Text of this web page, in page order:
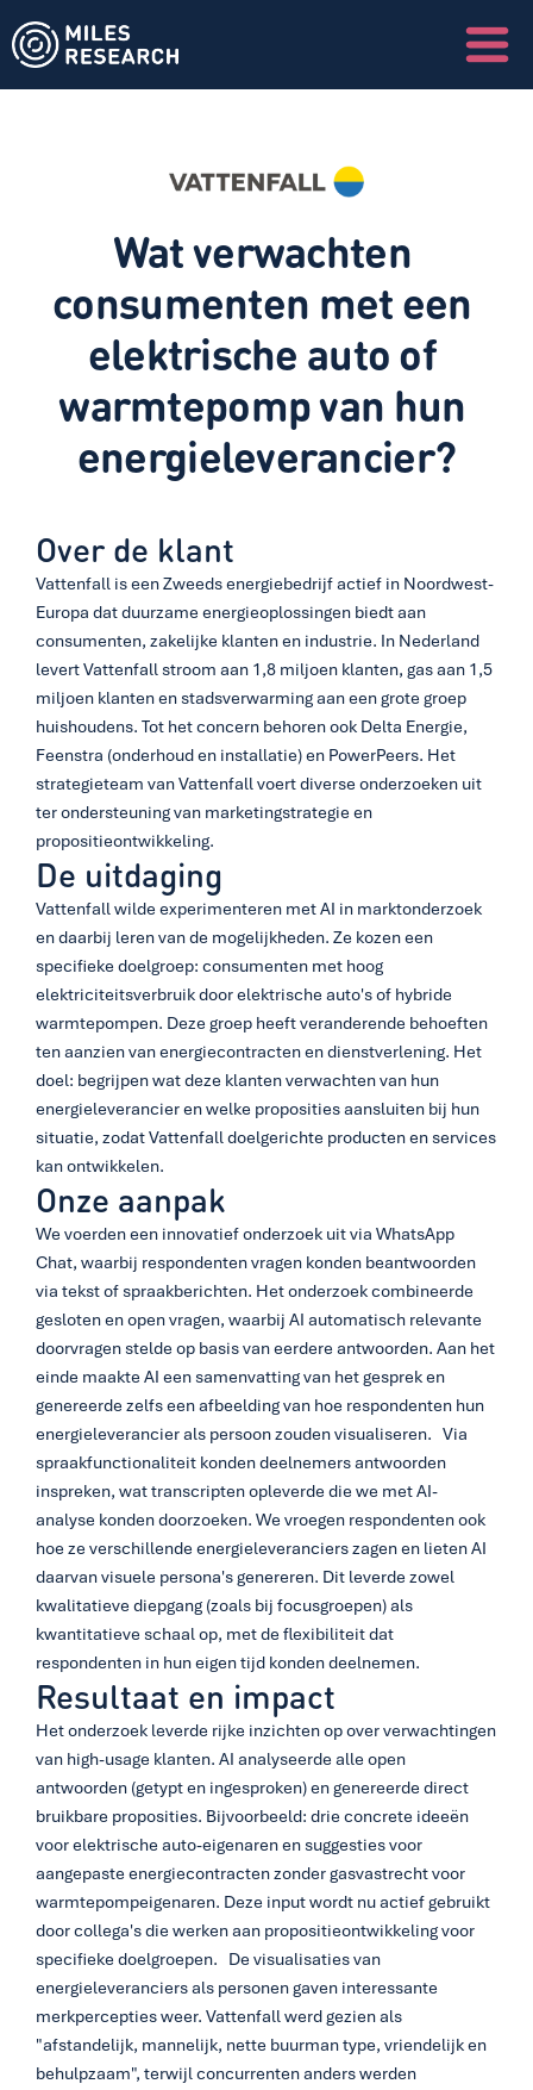
Wat verwachten
consumenten met een
elektrische auto of
warmtepomp van hun
energieleverancier?
Over de klant
Vattenfall is een Zweeds energiebedrijf actief in Noordwest-
Europa dat duurzame energieoplossingen biedt aan
consumenten, zakelijke klanten en industrie. In Nederland
levert Vattenfall stroom aan 1,8 miljoen klanten, gas aan 1,5
miljoen klanten en stadsverwarming aan een grote groep
huishoudens. Tot het concern behoren ook Delta Energie,
Feenstra (onderhoud en installatie) en PowerPeers. Het
strategieteam van Vattenfall voert diverse onderzoeken uit
ter ondersteuning van marketingstrategie en
propositieontwikkeling.
De uitdaging
Vattenfall wilde experimenteren met AI in marktonderzoek
en daarbij leren van de mogelijkheden. Ze kozen een
specifieke doelgroep: consumenten met hoog
elektriciteitsverbruik door elektrische auto's of hybride
warmtepompen. Deze groep heeft veranderende behoeften
ten aanzien van energiecontracten en dienstverlening. Het
doel: begrijpen wat deze klanten verwachten van hun
energieleverancier en welke proposities aansluiten bij hun
situatie, zodat Vattenfall doelgerichte producten en services
kan ontwikkelen.
Onze aanpak
We voerden een innovatief onderzoek uit via WhatsApp
Chat, waarbij respondenten vragen konden beantwoorden
via tekst of spraakberichten. Het onderzoek combineerde
gesloten en open vragen, waarbij AI automatisch relevante
doorvragen stelde op basis van eerdere antwoorden. Aan het
einde maakte AI een samenvatting van het gesprek en
genereerde zelfs een afbeelding van hoe respondenten hun
energieleverancier als persoon zouden visualiseren.   Via
spraakfunctionaliteit konden deelnemers antwoorden
inspreken, wat transcripten opleverde die we met AI-
analyse konden doorzoeken. We vroegen respondenten ook
hoe ze verschillende energieleveranciers zagen en lieten AI
daarvan visuele persona's genereren. Dit leverde zowel
kwalitatieve diepgang (zoals bij focusgroepen) als
kwantitatieve schaal op, met de flexibiliteit dat
respondenten in hun eigen tijd konden deelnemen.
Resultaat en impact
Het onderzoek leverde rijke inzichten op over verwachtingen
van high-usage klanten. AI analyseerde alle open
antwoorden (getypt en ingesproken) en genereerde direct
bruikbare proposities. Bijvoorbeeld: drie concrete ideeën
voor elektrische auto-eigenaren en suggesties voor
aangepaste energiecontracten zonder gasvastrecht voor
warmtepompeigenaren. Deze input wordt nu actief gebruikt
door collega's die werken aan propositieontwikkeling voor
specifieke doelgroepen.   De visualisaties van
energieleveranciers als personen gaven interessante
merkpercepties weer. Vattenfall werd gezien als
"afstandelijk, mannelijk, nette buurman type, vriendelijk en
behulpzaam", terwijl concurrenten anders werden